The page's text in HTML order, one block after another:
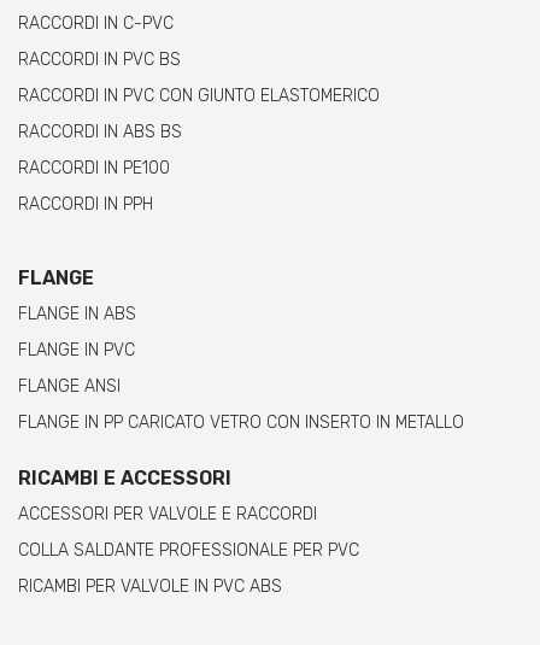
RACCORDI IN C-PVC
RACCORDI IN PVC BS
RACCORDI IN PVC CON GIUNTO ELASTOMERICO
RACCORDI IN ABS BS
RACCORDI IN PE100
RACCORDI IN PPH
FLANGE
FLANGE IN ABS
FLANGE IN PVC
FLANGE ANSI
FLANGE IN PP CARICATO VETRO CON INSERTO IN METALLO
RICAMBI E ACCESSORI
ACCESSORI PER VALVOLE E RACCORDI
COLLA SALDANTE PROFESSIONALE PER PVC
RICAMBI PER VALVOLE IN PVC ABS